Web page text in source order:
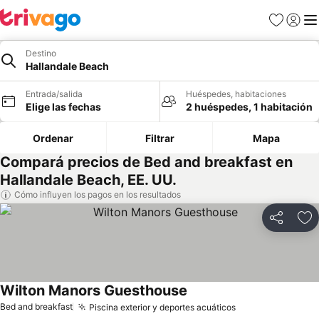
Favoritos
Iniciar
Destino
Hallandale Beach
Entrada/salida
Elige las fechas
Huéspedes, habitaciones
2 huéspedes, 1 habitación
Ordenar Filtrar Mapa
Compará precios de Bed and breakfast en
Hallandale Beach, EE. UU.
Cómo influyen los pagos en los resultados
Compartir
Bed and breakfast Piscina exterior y deportes acuáticos
Wilton Manors Guesthouse